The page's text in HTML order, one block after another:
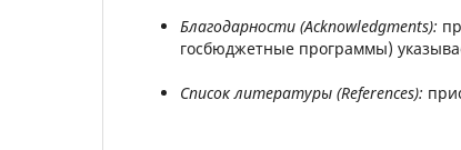
Благодарности (Acknowledgments):
госбюджетные программы)
Список литературы (References):